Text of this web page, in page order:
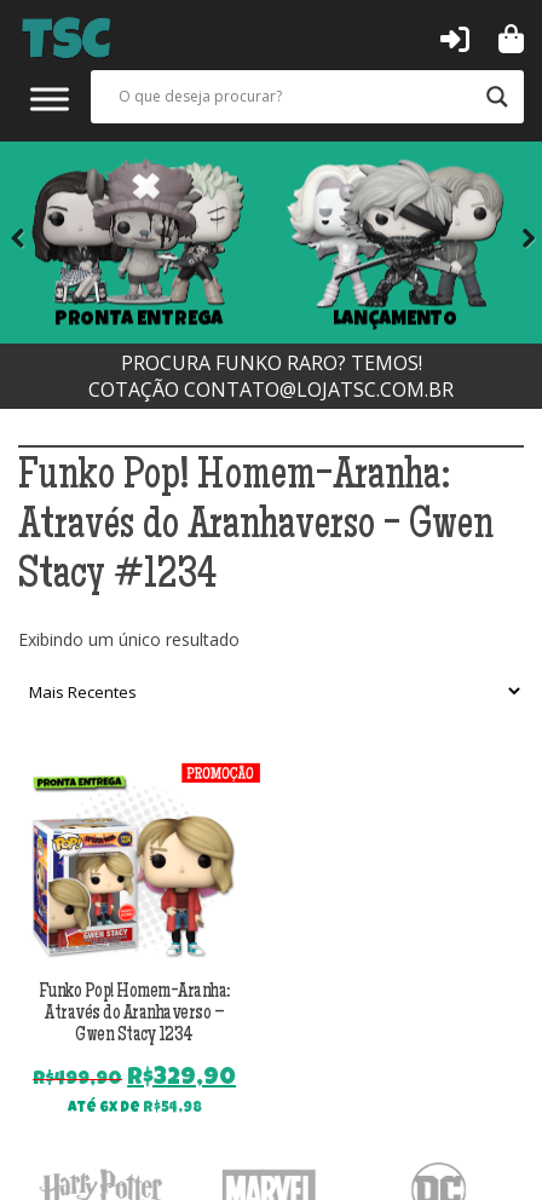
PRONTA ENTREGA LANÇAMENTO
PROCURA FUNKO RARO? TEMOS!
COTAÇÃO CONTATO@LOJATSC.COM.BR
Funko Pop! Homem-Aranha:
Através do Aranhaverso - Gwen
Stacy #1234
Exibindo um único resultado
Funko Pop! Homem-Aranha:
Através do Aranhaverso –
Gwen Stacy 1234
R$499,90 O
preço
R$499,90.
R$329,90O
R$329,90.
Até 6x de R$54,98